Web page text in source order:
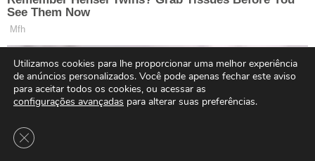
Utilizamos cookies para lhe proporcionar uma melhor experiência
de anúncios personalizados. Você pode apenas fechar este aviso
para aceitar todos os cookies, ou acessar as
configurações avançadas para alterar suas preferências.
Close GDPR Cookie Banner